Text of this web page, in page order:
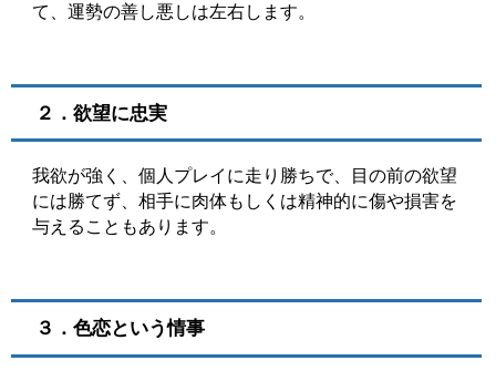
て、運勢の善し悪しは左右します。
２．欲望に忠実
我欲が強く、個人プレイに走り勝ちで、目の前の欲望
には勝てず、相手に肉体もしくは精神的に傷や損害を
与えることもあります。
３．色恋という情事